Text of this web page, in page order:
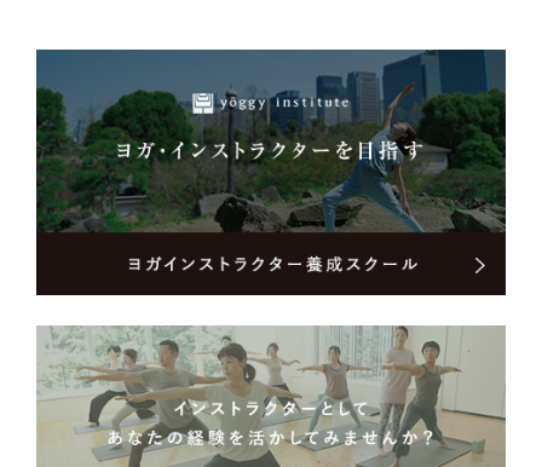
ティスをモットーとしたレッスンを行っています。
studio yoggy ティーチャー・トレーニングコース（TTC）修了
ヨギック・アーツ公認ティーチャーズ・トレーニングコース修了
タイヨガファンデーションコース修了